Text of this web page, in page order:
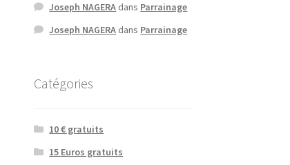
Joseph NAGERA dans Parrainage
Joseph NAGERA dans Parrainage
Catégories
10 € gratuits
15 Euros gratuits